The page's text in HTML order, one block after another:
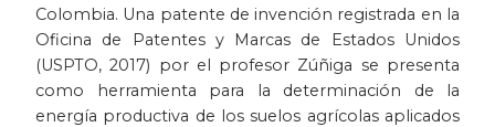
Colombia. Una patente de invención registrada en la
Oficina de Patentes y Marcas de Estados Unidos
(USPTO, 2017) por el profesor Zúñiga se presenta
como herramienta para la determinación de la
energía productiva de los suelos agrícolas aplicados